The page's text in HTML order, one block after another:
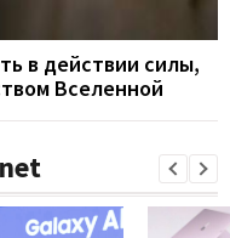
в действии силы,
Вселенной